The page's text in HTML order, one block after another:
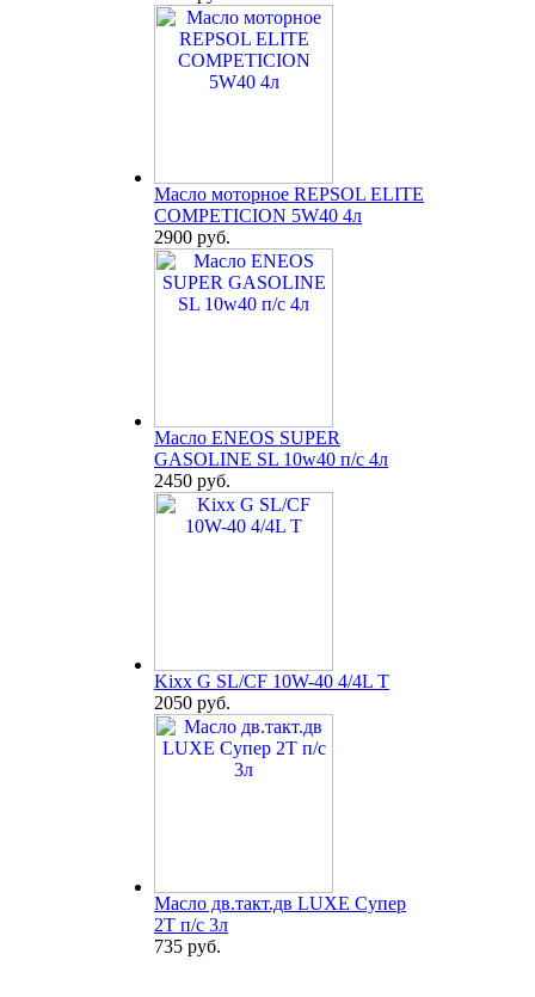
Масло моторное REPSOL ELITE
COMPETICION 5W40 4л
2900 руб.
Масло ENEOS SUPER
GASOLINE SL 10w40 п/с 4л
2450 руб.
Kixx G SL/CF 10W-40 4/4L T
2050 руб.
Масло дв.такт.дв LUXE Супер
2Т п/с 3л
735 руб.